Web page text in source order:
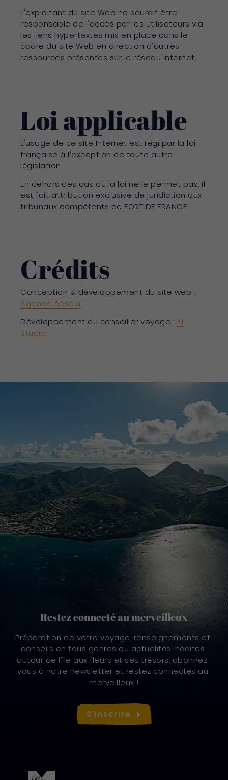
L'exploitant du site Web ne saurait être
responsable de l'accès par les utilisateurs via
les liens hypertextes mis en place dans le
cadre du site Web en direction d'autres
ressources présentes sur le réseau Internet.
Loi applicable
L'usage de ce site Internet est régi par la loi
française à l'exception de toute autre
législation.
En dehors des cas où la loi ne le permet pas, il
est fait attribution exclusive de juridiction aux
tribunaux compétents de FORT DE FRANCE.
Crédits
Conception & développement du site web :
Agence Absolu
Développement du conseiller voyage : AI
Studio
Restez connecté au merveilleux
Préparation de votre voyage, renseignements et
conseils en tous genres ou actualités inédites
autour de l’île aux fleurs et ses trésors, abonnez-
vous à notre newsletter et restez connectés au
merveilleux !
S'inscrire